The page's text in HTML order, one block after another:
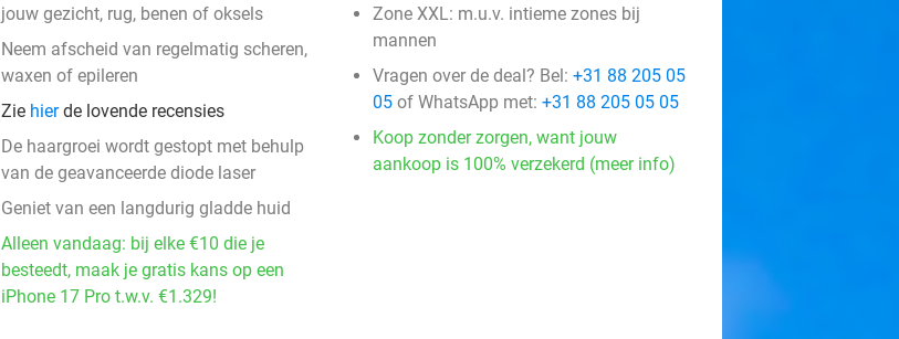
jouw gezicht, rug, benen of oksels
Neem afscheid van regelmatig scheren,
waxen of epileren
Zie hierde lovende recensies
De haargroei wordt gestopt met behulp
van de geavanceerde diode laser
Geniet van een langdurig gladde huid
Alleen vandaag: bij elke €10 die je
besteedt, maak je gratis kans op een
iPhone 17 Pro t.w.v. €1.329!
Zone XXL: m.u.v. intieme zones bij
mannen
Vragen over de deal? Bel: +31 88 205 05
05 of WhatsApp met: +31 88 205 05 05
Koop zonder zorgen, want jouw
aankoop is 100% verzekerd (meer info)